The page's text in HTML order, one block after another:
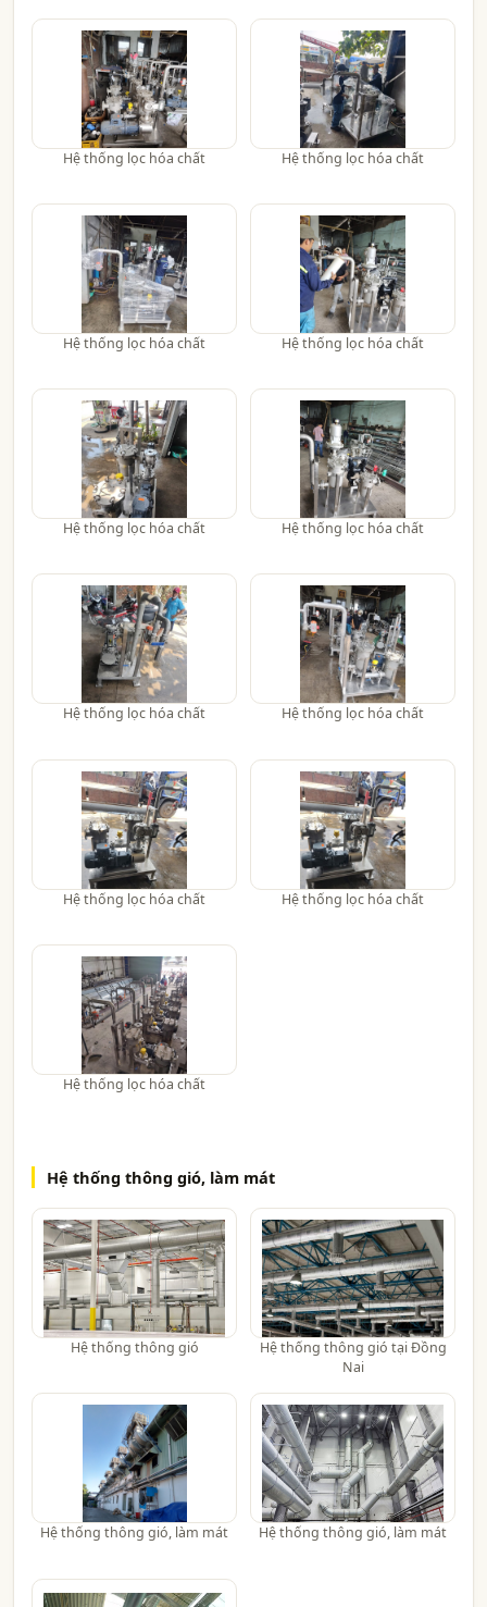
Hệ thống lọc hóa chất Hệ thống lọc hóa chất
Hệ thống lọc hóa chất Hệ thống lọc hóa chất
Hệ thống lọc hóa chất Hệ thống lọc hóa chất
Hệ thống lọc hóa chất Hệ thống lọc hóa chất
Hệ thống lọc hóa chất Hệ thống lọc hóa chất
Hệ thống lọc hóa chất
Hệ thống thông gió, làm mát
Hệ thống thông gió
Hệ thống thông gió tại Đồng
Nai
Hệ thống thông gió, làm mát Hệ thống thông gió, làm mát